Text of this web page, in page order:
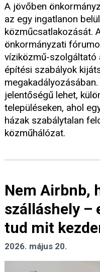
A jövőben
az egy ingatlanon
közműcsatlakozását.
önkormányzati
víziközmű-szolgáltató
építési szabályok
jelentőségű lehet,
településeken, ahol
házak szabálytalan
közműhálózat.
Nem Airbnb,
szálláshely –
tud mit
2026. május 20.